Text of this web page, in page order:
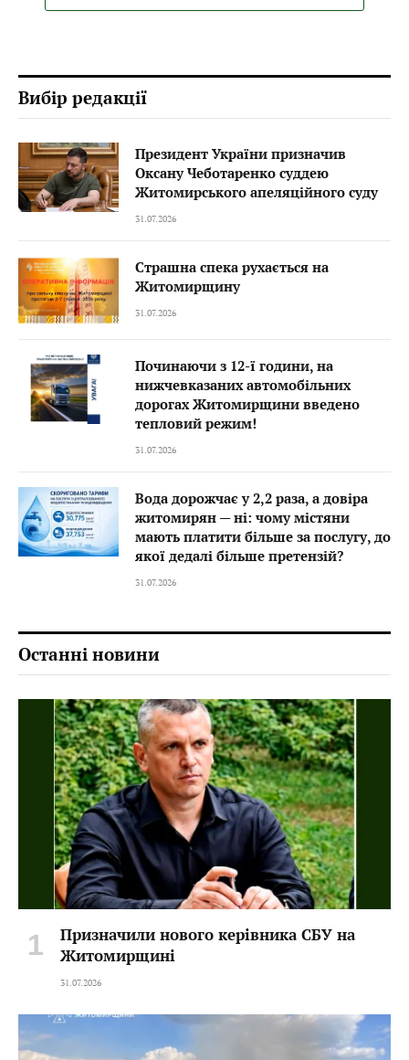
Вибір редакції
Президент України призначив
Оксану Чеботаренко суддею
Житомирського апеляційного суду
31.07.2026
Страшна спека рухається на
Житомирщину
31.07.2026
Починаючи з 12-ї години, на
нижчевказаних автомобільних
дорогах Житомирщини введено
тепловий режим!
31.07.2026
Вода дорожчає у 2,2 раза, а довіра
житомирян — ні: чому містяни
мають платити більше за послугу, до
якої дедалі більше претензій?
31.07.2026
Останні новини
Призначили нового керівника СБУ на
Житомирщині
31.07.2026